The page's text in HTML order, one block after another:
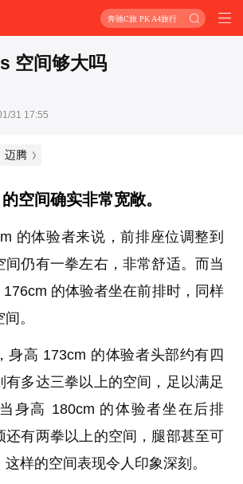
奔驰C旅 PK A4旅行
空间够大吗
31 17:55
迈腾
空间确实非常宽敞。
的体验者来说，前排座位调整到
间仍有一拳左右，非常舒适。而当
的体验者坐在前排时，同样
。
身高 173cm 的体验者头部约有四
有多达三拳以上的空间，足以满足
身高 180cm 的体验者坐在后排
还有两拳以上的空间，腿部甚至可
样的空间表现令人印象深刻。